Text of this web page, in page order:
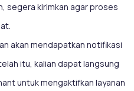
segera kirimkan agar proses
akan mendapatkan notifikasi
itu, kalian dapat langsung
untuk mengaktifkan layanan